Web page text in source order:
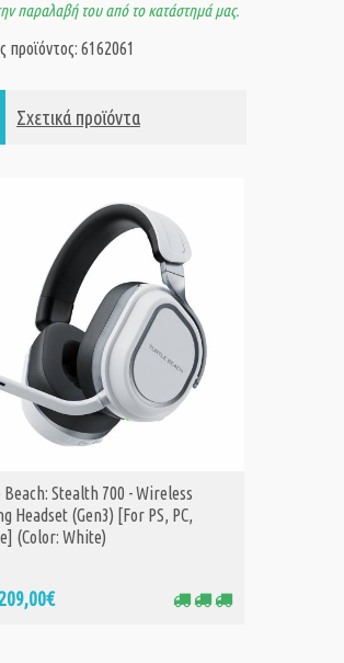
παραλαβή του από το κατάστημά μας.
προϊόντος: 6162061
Σχετικά προϊόντα
ΑΓΟΡΑ Stealth 700 - Wireless
Headset (Gen3) [For PS, PC,
(Color: White)